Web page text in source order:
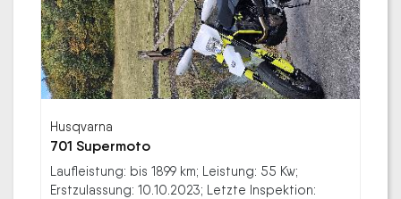
Husqvarna
701 Supermoto
Laufleistung: bis 1899 km; Leistung: 55 Kw;
Erstzulassung: 10.10.2023; Letzte Inspektion: